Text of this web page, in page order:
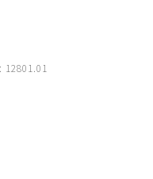
12801.01